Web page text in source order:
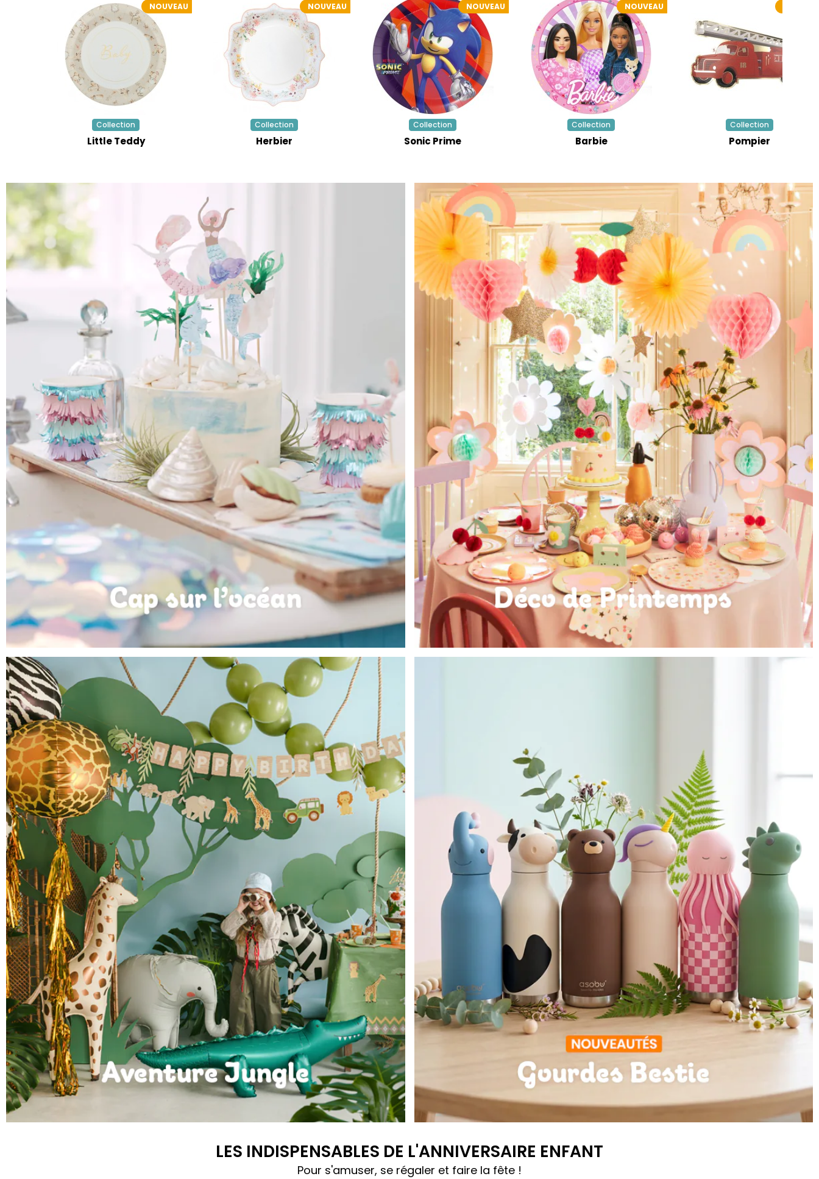
NOUVEAU
Collection
Little Teddy
NOUVEAU
Collection
Herbier
NOUVEAU
Collection
Sonic Prime
NOUVEAU
Collection
Barbie
Collection
Pompier
Anniversaire Mer et Océan Déco de Printemps
LES INDISPENSABLES DE L'ANNIVERSAIRE ENFANT
Pour s'amuser, se régaler et faire la fête !
Entrez votre email et lancez la roue
pour gagnezcadeaux,bons de
réduction, livraison gratuite,
valable immédiatement sur votre
commande !
Infos et conditions des offres
100% GAGNANT !
LE JEU